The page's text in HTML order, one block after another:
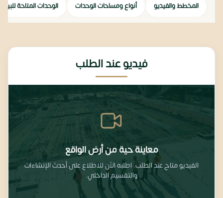
المخطط والفيديو أنواع ومساحات الوحدات الوحدات المتاحة للبيع
فيديو عند الطلب
معاينة حية من أرض الواقع
الفيديو متاح عند الطلب. اطلبه الآن للاطلاع على أحدث الإنشاءات
والتقسيم الداخلي.